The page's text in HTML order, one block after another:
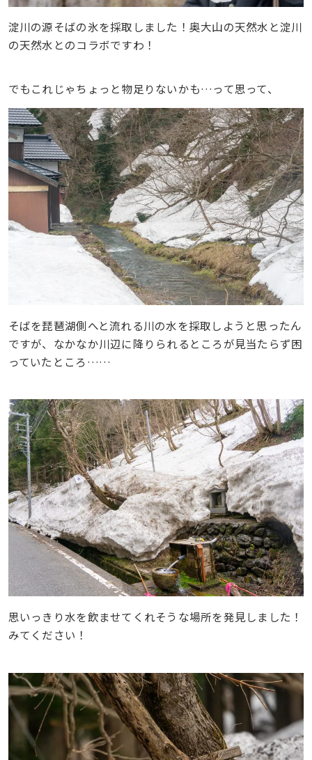
淀川の源そばの氷を採取しました！奥大山の天然水と淀川
の天然水とのコラボですわ！
でもこれじゃちょっと物足りないかも…って思って、
そばを琵琶湖側へと流れる川の水を採取しようと思ったん
ですが、なかなか川辺に降りられるところが見当たらず困
っていたところ……
思いっきり水を飲ませてくれそうな場所を発見しました！
みてください！